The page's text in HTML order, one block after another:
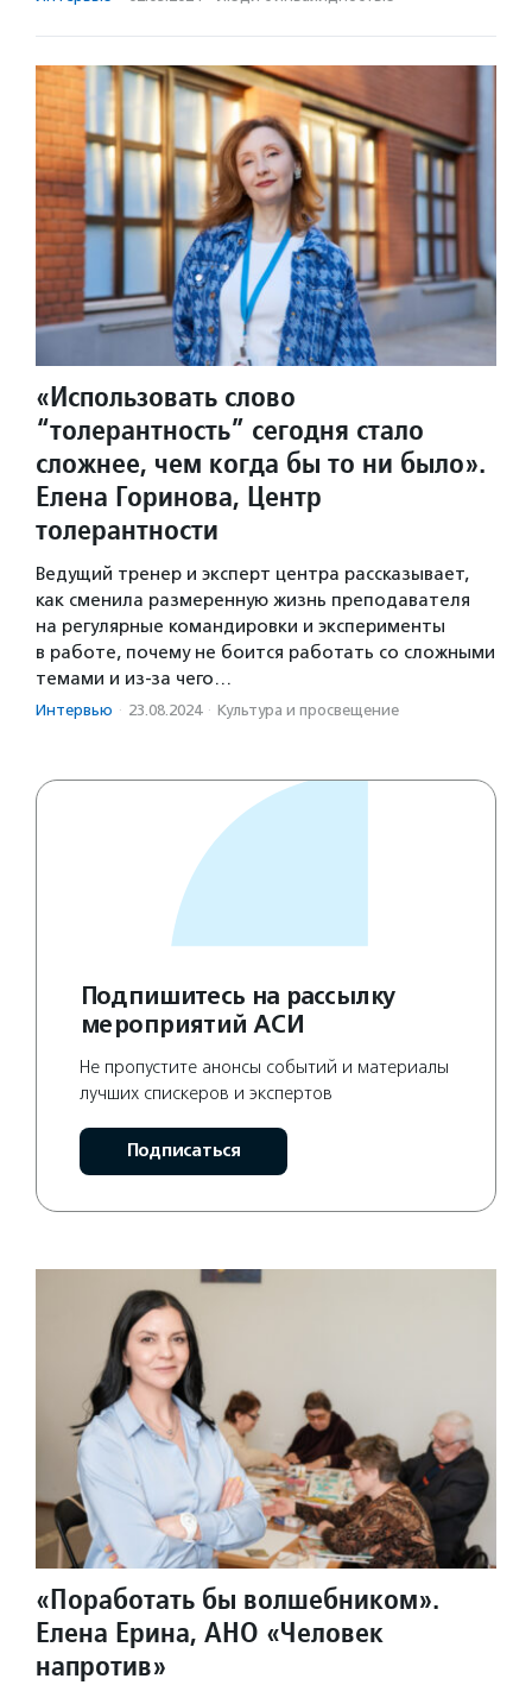
«Использовать слово
“толерантность” сегодня стало
сложнее, чем когда бы то ни было».
Елена Горинова, Центр
толерантности
Ведущий тренер и эксперт центра рассказывает,
как сменила размеренную жизнь преподавателя
на регулярные командировки и эксперименты
в работе, почему не боится работать со сложными
темами и из-за чего…
Интервью · 23.08.2024 · Культура и просвещение
Подпишитесь на рассылку
мероприятий АСИ
Не пропустите анонсы событий и материалы
лучших спискеров и экспертов
Подписаться
«Поработать бы волшебником».
Елена Ерина, АНО «Человек
напротив»